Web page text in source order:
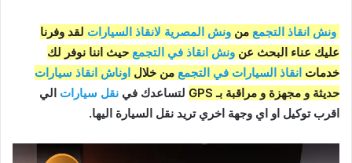
ونش انقاذ التجمع من ونش المصرية لانقاذ السيارات لقد وفرنا
عليك عناء البحث عن ونش انقاذ في التجمع حيث اننا نوفر لك
خدمات انقاذ السيارات في التجمع من خلال اوناش انقاذ سيارات
حديثة و مجهزة و مراقبة بـ GPS
لتساعدك في نقل سيارات الي
اقرب توكيل او اي وجهة اخري تريد نقل السيارة اليها.